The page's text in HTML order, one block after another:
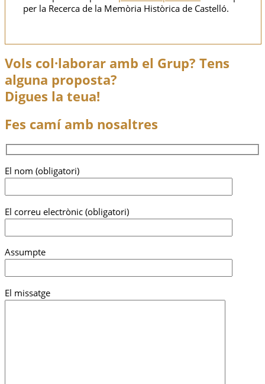
per la Recerca de la Memòria Històrica de Castelló.
Vols col·laborar amb el Grup? Tens
alguna proposta?
Digues la teua!
Fes camí amb nosaltres
El nom (obligatori)
El correu electrònic (obligatori)
Assumpte
El missatge